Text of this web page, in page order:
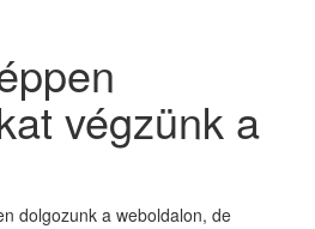
végzünk a
dolgozunk a weboldalon, de